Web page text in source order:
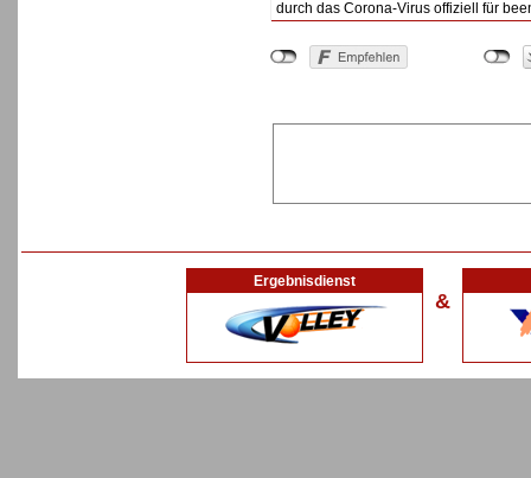
durch das Corona-Virus offiziell für
Ergebnisdienst
&